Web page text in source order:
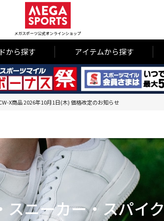
メガスポーツ公式オンラインショップ
から探す アイテムから探す
X商品 2026年10月1日(木) 価格改定のお知らせ
スニーカー・スパイク